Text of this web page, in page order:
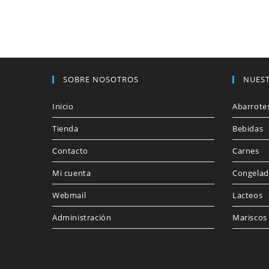
SOBRE NOSOTROS
Inicio
Tienda
Contacto
Mi cuenta
Webmail
Administración
Bebidas
Carnes
Lacteos
Mariscos